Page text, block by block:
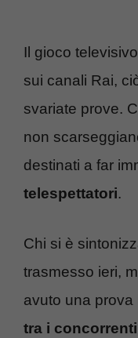
Il gioco
sui canali Rai,
svariate prove.
non
destinati a far
telespettatori.
Chi si è
trasmesso ieri,
avuto una prova
tra i